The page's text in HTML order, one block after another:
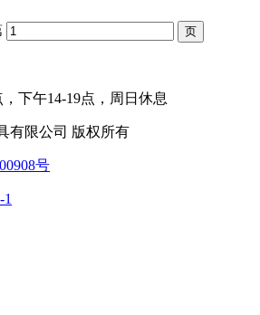
下午14-19点，周日休息
有限公司 版权所有
号